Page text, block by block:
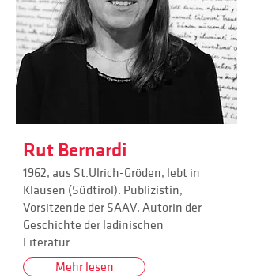
Rut Bernardi
1962, aus St.Ulrich-Gröden, lebt in
Klausen (Südtirol). Publizistin,
Vorsitzende der SAAV, Autorin der
Geschichte der ladinischen
Literatur.
Mehr lesen